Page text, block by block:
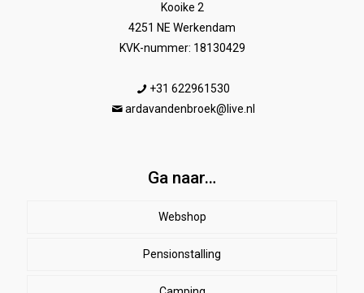
Kooike 2
4251 NE Werkendam
KVK-nummer: 18130429
+31 622961530
ardavandenbroek@live.nl
Ga naar…
Webshop
Paard
Pensionstalling